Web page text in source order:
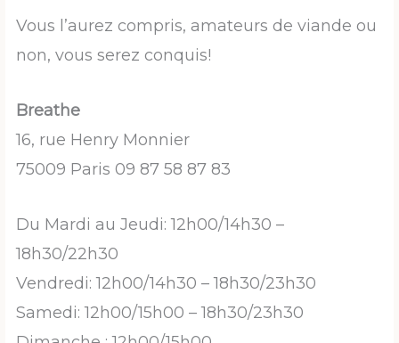
Vous l’aurez compris, amateurs de viande ou
non, vous serez conquis!
Breathe
16, rue Henry Monnier
75009 Paris 09 87 58 87 83
Du Mardi au Jeudi: 12h00/14h30 –
18h30/22h30
Vendredi: 12h00/14h30 – 18h30/23h30
Samedi: 12h00/15h00 – 18h30/23h30